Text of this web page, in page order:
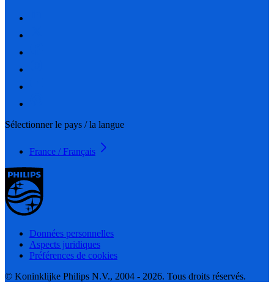
Sélectionner le pays / la langue
France / Français
Données personnelles
Aspects juridiques
Préférences de cookies
© Koninklijke Philips N.V., 2004 - 2026. Tous droits réservés.